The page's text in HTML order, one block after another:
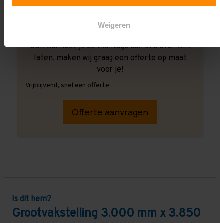
Weigeren
Ook wanneer je de montage aan ons over wilt
laten, maken wij graag een offerte op maat
voor je!
Vrijblijvend, snel een offerte!
Offerte aanvragen
Is dit hem?
Grootvakstelling 3.000 mm x 3.850